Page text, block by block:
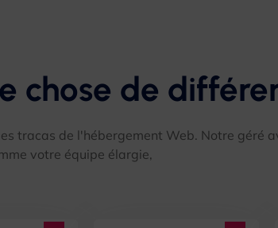
chose de
tracas de l'hébergement Web. Notre géré
votre équipe élargie,